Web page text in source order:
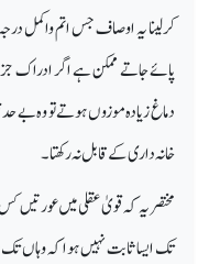
کرلینا یہ اوصاف جس اتم واکمل
پائے جاتے ممکن ہے اگر ادراک
دماغ زیادہ موزوں ہوتے تو وہ بے حد
خانہ داری کے قابل نہ رکھتا۔
مختصر یہ کہ قویٰ عقلی میں عورتیں
تک ایسا ثابت نہیں ہوا کہ وہاں